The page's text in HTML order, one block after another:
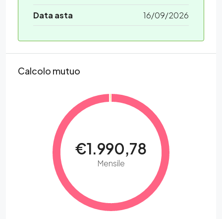
Data asta
16/09/2026
Calcolo mutuo
€1.990,78
Mensile